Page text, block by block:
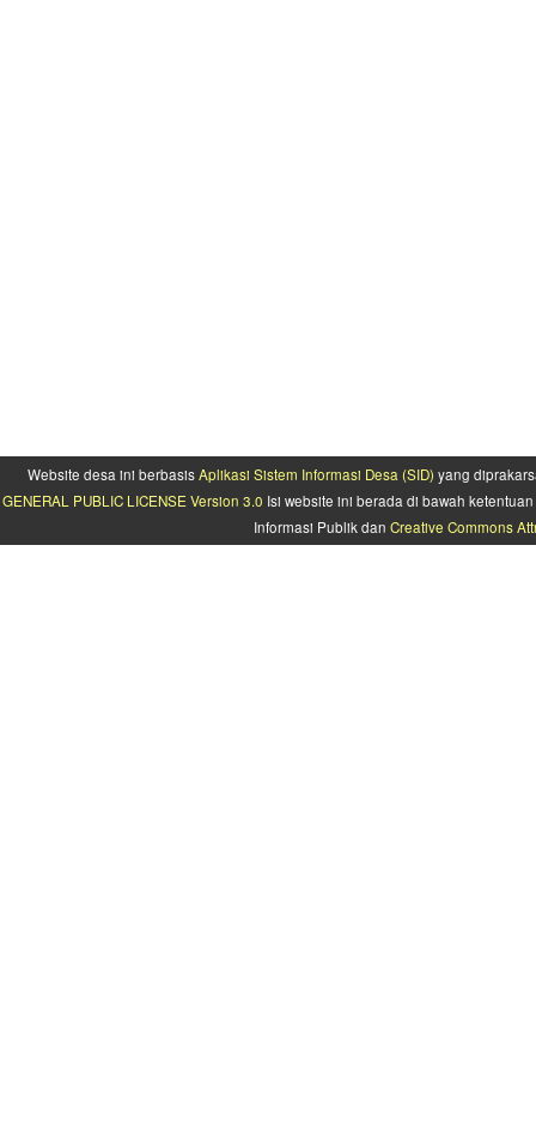
Website desa ini berbasisAplikasi Sistem Informasi Desa (SID) yang
GENERAL PUBLIC LICENSE Version 3.0 Isi website ini berada di bawah
Informasi Publik dan Creative Commons